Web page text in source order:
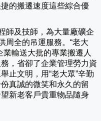
的搬遷速度這些綜合優
及技師，為大量廠礦企
周全的吊運服務。“老大
輸送大批的專業搬遷人
，省卻了企業管理勞力資
止文明，用“老大眾”辛勤
真誠的微笑和永久的留
新老客戶貴重物品隨身